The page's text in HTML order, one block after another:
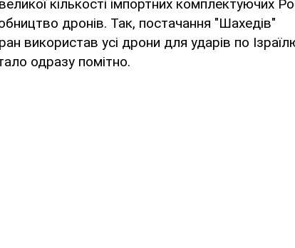
кількості імпортних комплектуючих
дронів. Так, постачання "Шахедів"
використав усі дрони для ударів по
одразу помітно.